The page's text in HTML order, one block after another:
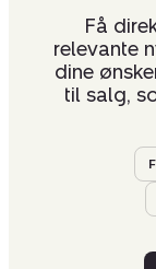
Få
relevante
dine
til salg,